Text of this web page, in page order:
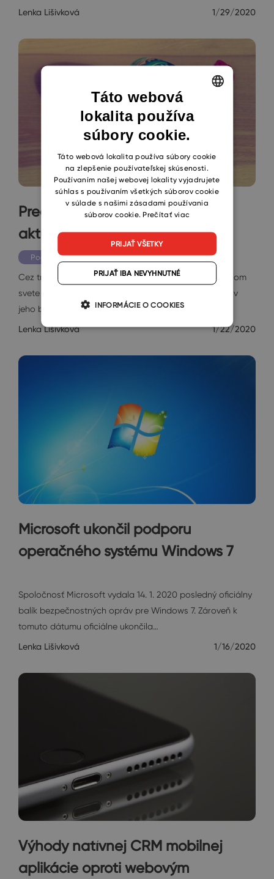
Lenka Lišivková 1/29/2020
Prečo je SPIN selling stále
aktuálnou technikou predaja
Podnikanie
Cez tridsať rokov využívajú úspešní obchodníci na celom
svete predajné techniky Neila Rackhama, definované v
jeho bestselleri SPIN Selling. …
Lenka Lišivková 1/22/2020
Microsoft ukončil podporu
operačného systému Windows 7
Spoločnosť Microsoft vydala 14. 1. 2020 posledný oficiálny
balík bezpečnostných opráv pre Windows 7. Zároveň k
tomuto dátumu oficiálne ukončila…
Lenka Lišivková 1/16/2020
Výhody natívnej CRM mobilnej
aplikácie oproti webovým
ENGLISH
SLOVAK
Táto webová
lokalita používa
súbory cookie.
Táto webová lokalita používa súbory cookie
na zlepšenie používateľskej skúsenosti.
Používaním našej webovej lokality vyjadrujete
súhlas s používaním všetkých súborov cookie
v súlade s našimi zásadami používania
súborov cookie. Prečítať viac
PRIJAŤ VŠETKY
PRIJAŤ IBA NEVYHNUTNÉ
INFORMÁCIE O COOKIES